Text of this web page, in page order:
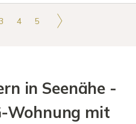
4 5
in Seenähe -
Wohnung mit